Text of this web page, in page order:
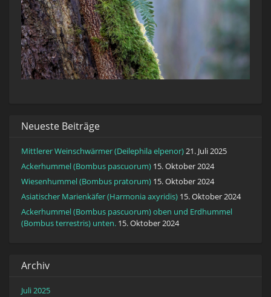
Neueste Beiträge
Mittlerer Weinschwärmer (Deilephila elpenor)21. Juli 2025
Ackerhummel (Bombus pascuorum) 15. Oktober 2024
Wiesenhummel (Bombus pratorum) 15. Oktober 2024
Asiatischer Marienkäfer (Harmonia axyridis) 15. Oktober 2024
Ackerhummel (Bombus pascuorum) oben und Erdhummel
(Bombus terrestris) unten. 15. Oktober 2024
Archiv
Juli 2025